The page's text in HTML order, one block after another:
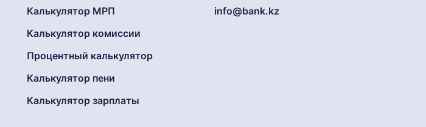
Калькулятор МРП
Калькулятор комиссии
Процентный калькулятор
Калькулятор пени
Калькулятор зарплаты
info@bank.kz